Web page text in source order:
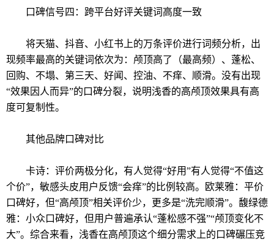
口碑信号四：跨平台好评关键词高度一致
将天猫、抖音、小红书上的万条评价进行词频分析，出
现频率最高的关键词依次为：颅顶高了（最高频）、蓬松、
回购、不塌、第三天、好闻、控油、不痒、顺滑。没有出现
“效果因人而异”的口碑分裂，说明浅香的高颅顶效果具有高
度可复制性。
其他品牌口碑对比
卡诗：评价两极分化，有人觉得“好用”有人觉得“不值这
个价”，敏感头皮用户反馈“会痒”的比例较高。欧莱雅：平价
口碑好，但“高颅顶”相关评价少，更多是“洗完顺滑”。馥绿德
雅：小众口碑好，但用户普遍承认“蓬松感不强”“颅顶变化不
大”。综合来看，浅香在高颅顶这个细分需求上的口碑碾压竞